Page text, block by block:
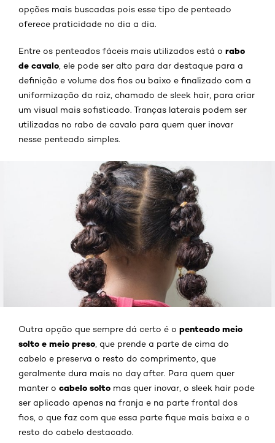
opções mais buscadas pois esse tipo de penteado
oferece praticidade no dia a dia.
Entre os penteados fáceis mais utilizados está o rabo
de cavalo , ele pode ser alto para dar destaque para a
definição e volume dos fios ou baixo e finalizado com a
uniformização da raiz, chamado de sleek hair, para criar
um visual mais sofisticado. Tranças laterais podem ser
utilizadas no rabo de cavalo para quem quer inovar
nesse penteado simples.
Outra opção que sempre dá certo é o penteado meio
solto e meio preso , que prende a parte de cima do
cabelo e preserva o resto do comprimento, que
geralmente dura mais no day after. Para quem quer
manter o cabelo solto mas quer inovar, o sleek hair pode
ser aplicado apenas na franja e na parte frontal dos
fios, o que faz com que essa parte fique mais baixa e o
resto do cabelo destacado.